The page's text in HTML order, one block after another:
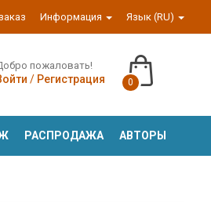
Информация Язык (RU)
пожаловать!
/ Регистрация 0
РАСПРОДАЖА АВТОРЫ